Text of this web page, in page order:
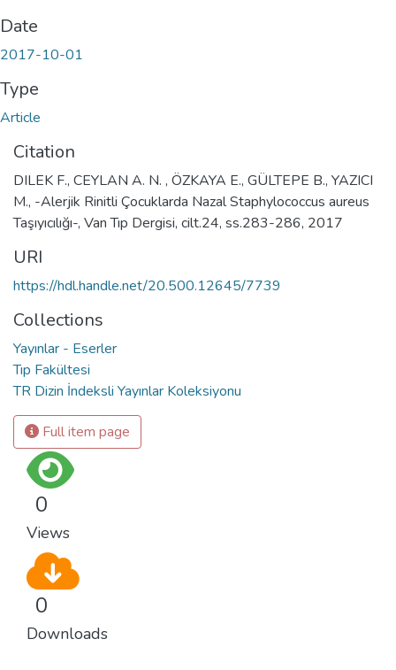
Date
2017-10-01
Type
Article
Citation
DILEK F., CEYLAN A. N. , ÖZKAYA E., GÜLTEPE B., YAZICI
M., -Alerjik Rinitli Çocuklarda Nazal Staphylococcus aureus
Taşıyıcılığı-, Van Tıp Dergisi, cilt.24, ss.283-286, 2017
URI
https://hdl.handle.net/20.500.12645/7739
Collections
Yayınlar - Eserler
Tıp Fakültesi
TR Dizin İndeksli Yayınlar Koleksiyonu
Full item page
0
Views
0
Downloads